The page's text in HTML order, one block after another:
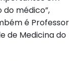
médico”,
é Professor
de Medicina do